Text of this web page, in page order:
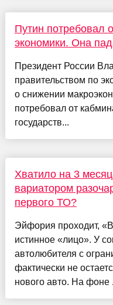
Путин потребовал
экономики. Она
Президент России
правительством по
о снижении
потребовал от
государств...
Хватило на 3
вариатором
первого ТО?
Эйфория проходит,
истинное «лицо». У
автолюбителя с
фактически не
нового авто. На фоне